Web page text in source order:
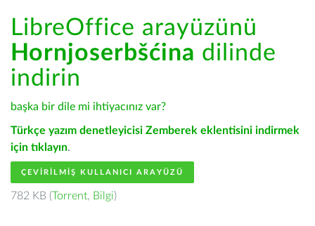
LibreOffice arayüzünü
Hornjoserbšćina dilinde
indirin
başka bir dile mi ihtiyacınız var?
Türkçe yazım denetleyicisi Zemberek eklentisini indirmek
için tıklayın.
ÇEVIRILMIŞ KULLANICI ARAYÜZÜ
782 KB (Torrent, Bilgi)